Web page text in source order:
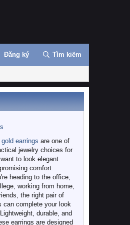
Đăng ký Tìm kiếm
earrings are one of
jewelry choices for
to look elegant
comfort.
heading to the office,
working from home,
the right pair of
can complete your look
durable, and
earrings are designed